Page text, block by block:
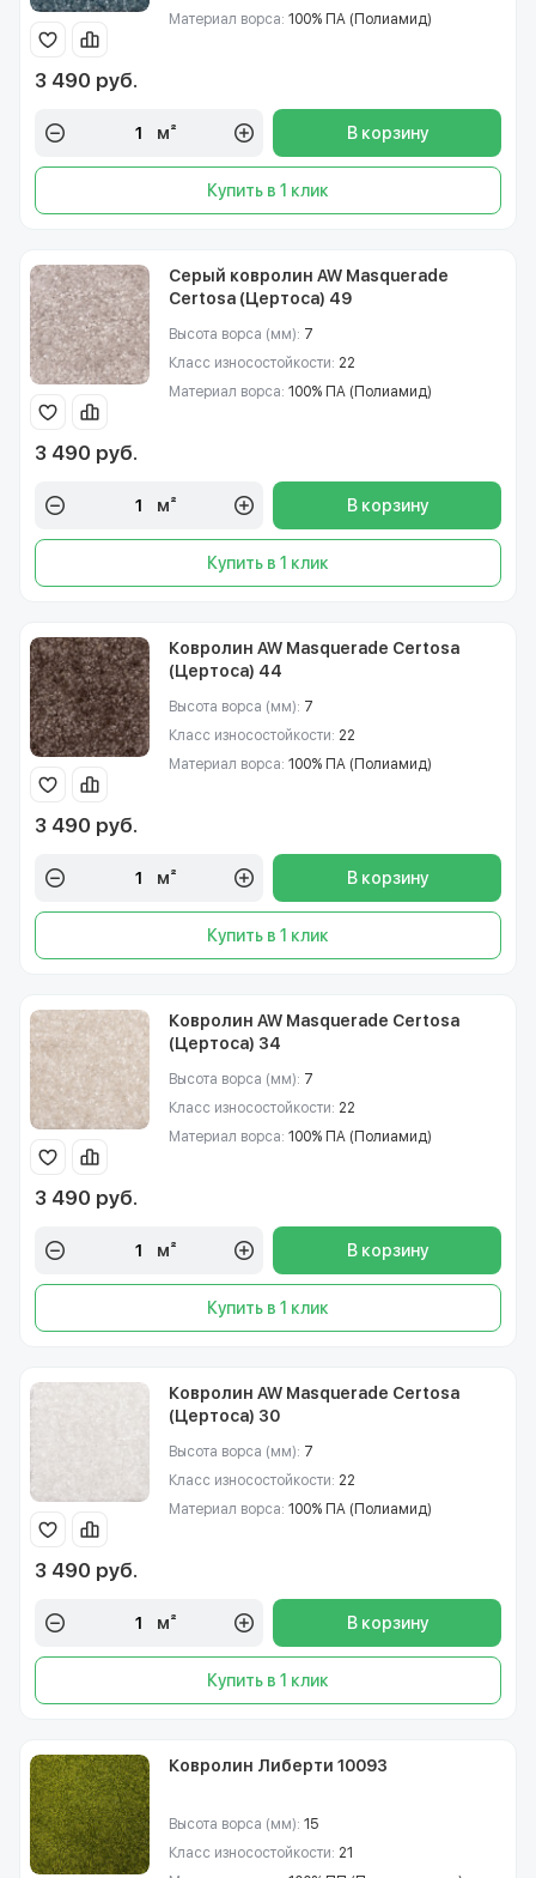
Материал ворса: 100% ПА (Полиамид)
3 490 руб.
м² В корзину
Купить в 1 клик
Серый ковролин AW Masquerade
Certosa (Цертоса) 49
Высота ворса (мм): 7
Класс износостойкости: 22
Материал ворса: 100% ПА (Полиамид)
3 490 руб.
м² В корзину
Купить в 1 клик
Ковролин AW Masquerade Certosa
(Цертоса) 44
Высота ворса (мм): 7
Класс износостойкости: 22
Материал ворса: 100% ПА (Полиамид)
3 490 руб.
м² В корзину
Купить в 1 клик
Ковролин AW Masquerade Certosa
(Цертоса) 34
Высота ворса (мм): 7
Класс износостойкости: 22
Материал ворса: 100% ПА (Полиамид)
3 490 руб.
м² В корзину
Купить в 1 клик
Ковролин AW Masquerade Certosa
(Цертоса) 30
Высота ворса (мм): 7
Класс износостойкости: 22
Материал ворса: 100% ПА (Полиамид)
3 490 руб.
м² В корзину
Купить в 1 клик
Ковролин Либерти 10093
Высота ворса (мм): 15
Класс износостойкости: 21